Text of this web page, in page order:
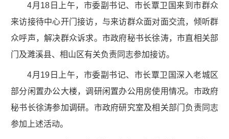
4月18日上午，市委副书记、市长覃卫国来到市群众
来访接待中心开门接访，与来访群众面对面交流，倾听群
众呼声，解决群众诉求。市政府秘书长徐涛，市直相关部
门及濉溪县、相山区有关负责同志参加接访。
4月19日上午，市委副书记、市长覃卫国深入老城区
部分闲置办公大楼，调研闲置办公用房使用情况。市政府
秘书长徐涛参加调研。市政府研究室及相关部门负责同志
参加上述活动。